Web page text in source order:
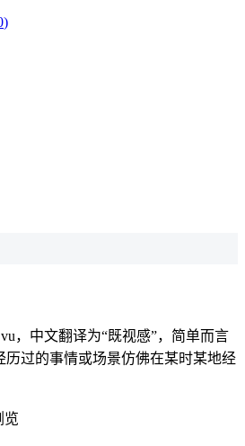
)
，中文翻译为“既视感”，简单而言
历过的事情或场景仿佛在某时某地经
览